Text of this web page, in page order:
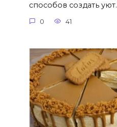
способов создать уют.
0 41